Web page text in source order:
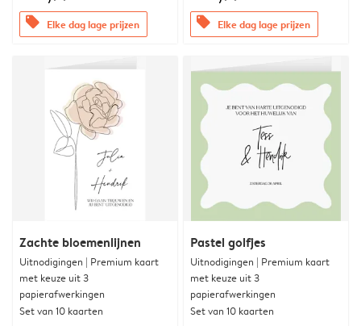
offers Elke dag lage prijzen offers Elke dag lage prijzen
Zachte bloemenlijnen
Uitnodigingen | Premium kaart
met keuze uit 3
papierafwerkingen
Set van 10 kaarten
Pastel golfjes
Uitnodigingen | Premium kaart
met keuze uit 3
papierafwerkingen
Set van 10 kaarten